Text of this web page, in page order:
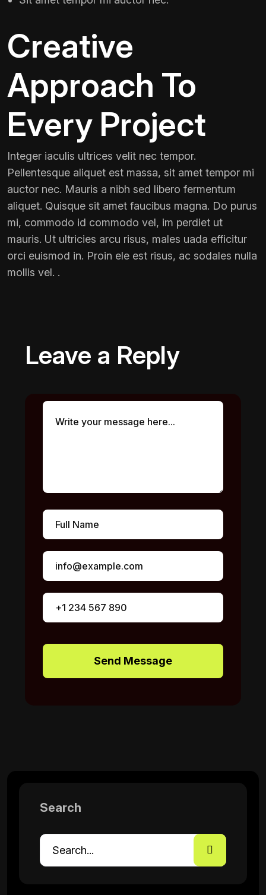
Creative
Approach To
Every Project
Integer iaculis ultrices velit nec tempor.
Pellentesque aliquet est massa, sit amet tempor mi
auctor nec. Mauris a nibh sed libero fermentum
aliquet. Quisque sit amet faucibus magna. Do purus
mi, commodo id commodo vel, im perdiet ut
mauris. Ut ultricies arcu risus, males uada efficitur
orci euismod in. Proin ele est risus, ac sodales nulla
mollis vel. .
Leave a Reply
Send Message
Search